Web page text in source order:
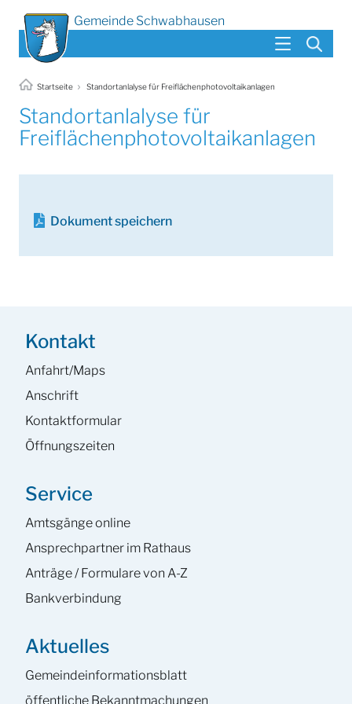
Gemeinde Schwabhausen
Startseite Standortanlalyse für Freiflächenphotovoltaikanlagen
Standortanlalyse für
Freiflächenphotovoltaikanlagen
Dokument speichern
Kontakt
Anfahrt/Maps
Anschrift
Kontaktformular
Öffnungszeiten
Service
Amtsgänge online
Ansprech­partner im Rathaus
Anträge / Formulare von A-Z
Bankverbindung
Aktuelles
Gemeinde­informations­blatt
öffentliche Bekanntmachungen